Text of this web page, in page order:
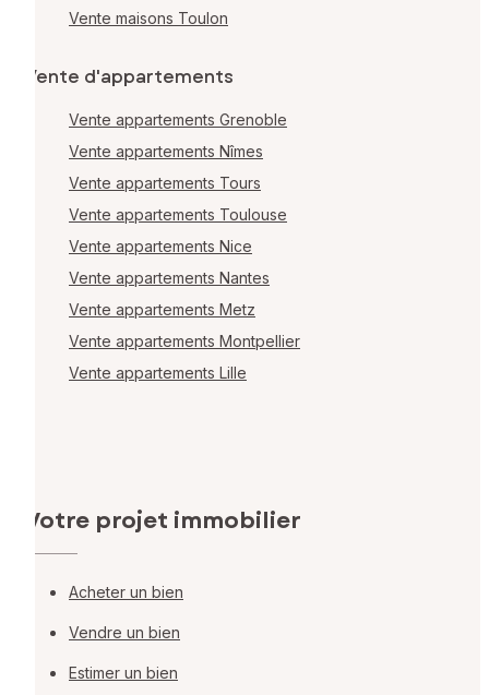
Vente maisons Toulon
Vente d'appartements
Vente appartements Grenoble
Vente appartements Nîmes
Vente appartements Tours
Vente appartements Toulouse
Vente appartements Nice
Vente appartements Nantes
Vente appartements Metz
Vente appartements Montpellier
Vente appartements Lille
Votre projet immobilier
Acheter un bien
Vendre un bien
Estimer un bien